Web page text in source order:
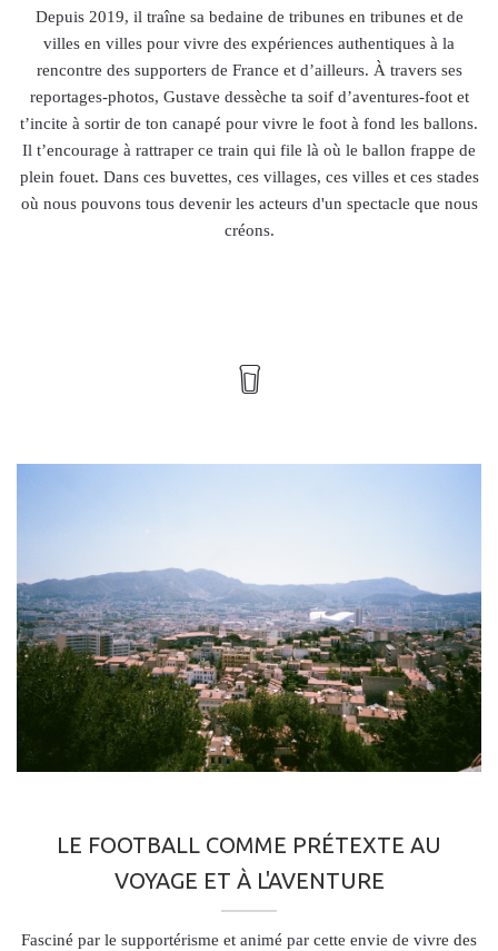
Depuis 2019, il traîne sa bedaine de tribunes en tribunes et de
villes en villes pour vivre des expériences authentiques à la
rencontre des supporters de France et d’ailleurs. À travers ses
reportages-photos, Gustave dessèche ta soif d’aventures-foot et
t’incite à sortir de ton canapé pour vivre le foot à fond les ballons.
Il t’encourage à rattraper ce train qui file là où le ballon frappe de
plein fouet. Dans ces buvettes, ces villages, ces villes et ces stades
où nous pouvons tous devenir les acteurs d'un spectacle que nous
créons.
LE FOOTBALL COMME PRÉTEXTE AU
VOYAGE ET À L'AVENTURE
Fasciné par le supportérisme et animé par cette envie de vivre des